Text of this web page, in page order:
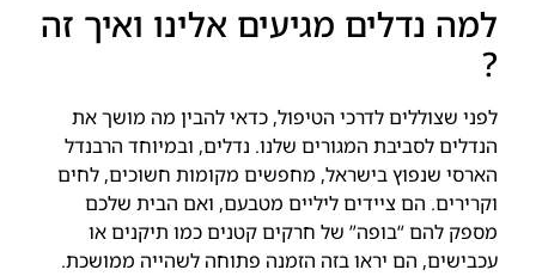
למה נדלים מגיעים אלינו ואיך זה
?
לפני שצוללים לדרכי הטיפול, כדאי להבין מה מושך את
הנדלים לסביבת המגורים שלנו. נדלים, ובמיוחד הרבנדל
הארסי שנפוץ בישראל, מחפשים מקומות חשוכים, לחים
וקרירים. הם ציידים ליליים מטבעם, ואם הבית שלכם
מספק להם “בופה” של חרקים קטנים כמו תיקנים או
עכבישים, הם יראו בזה הזמנה פתוחה לשהייה ממושכת.